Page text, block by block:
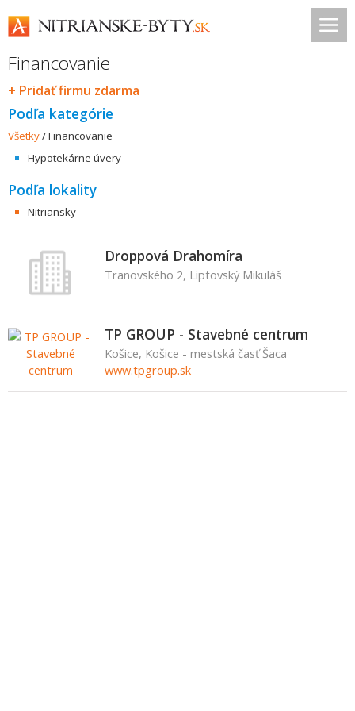
Financovanie
+ Pridať firmu zdarma
Podľa kategórie
Všetky/Financovanie
Hypotekárne úvery
Podľa lokality
Nitriansky
Droppová Drahomíra
Tranovského 2, Liptovský Mikuláš
TP GROUP - Stavebné centrum
Košice, Košice - mestská časť Šaca
www.tpgroup.sk